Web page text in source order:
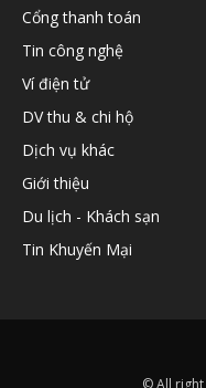
Cổng thanh toán
Tin công nghệ
Ví điện tử
DV thu & chi hộ
Dịch vụ khác
Giới thiệu
Du lịch - Khách sạn
Tin Khuyến Mại